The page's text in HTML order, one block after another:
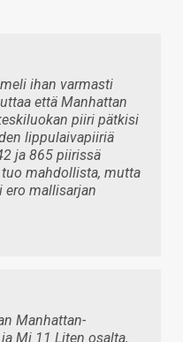
ihan varmasti
että Manhattan
piiri pätkisi
lippulaivapiiriä
ja 865 piirissä
mahdollista, mutta
mallisarjan
Manhattan-
Mi 11 Liten osalta,